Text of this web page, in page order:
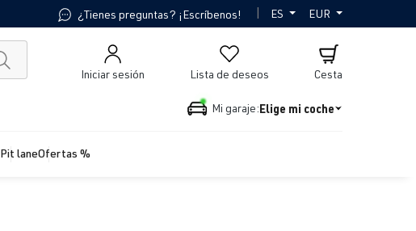
¿Tienes preguntas? ¡Escríbenos! | ES EUR
Lista de deseos
Iniciar sesión Cesta
Mi garaje:Elige mi coche
Pit laneOfertas %